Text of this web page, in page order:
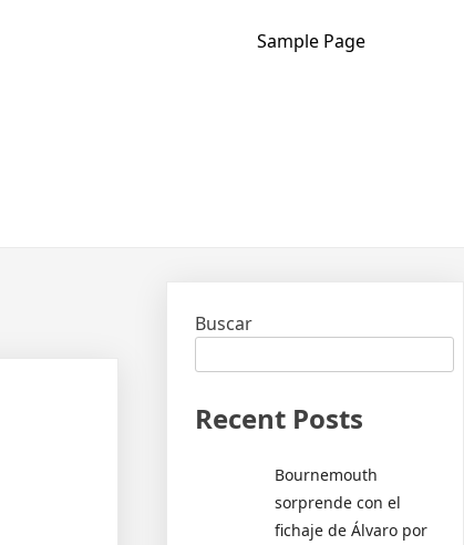
Sample Page
Buscar
Recent Posts
Bournemouth
sorprende con el
fichaje de Álvaro por